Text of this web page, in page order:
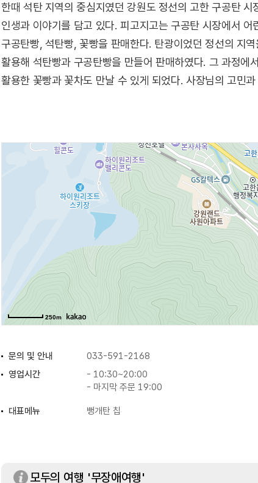
한때 석탄 지역의 중심지였던 강원도 정선의 고한 구공탄
인생과 이야기를 담고 있다. 피고지고는 구공탄 시장에서
구공탄빵, 석탄빵, 꽃빵을 판매한다. 탄광이었던 정선의 지
활용해 석탄빵과 구공탄빵을 만들어 판매하였다. 그 과정
활용한 꽃빵과 꽃차도 만날 수 있게 되었다. 사장님의 고민
250m
문의 및 안내 033-591-2168
영업시간
- 10:30~20:00
- 마지막 주문 19:00
대표메뉴
뻥개탄 칩
모두의 여행 '무장애여행'